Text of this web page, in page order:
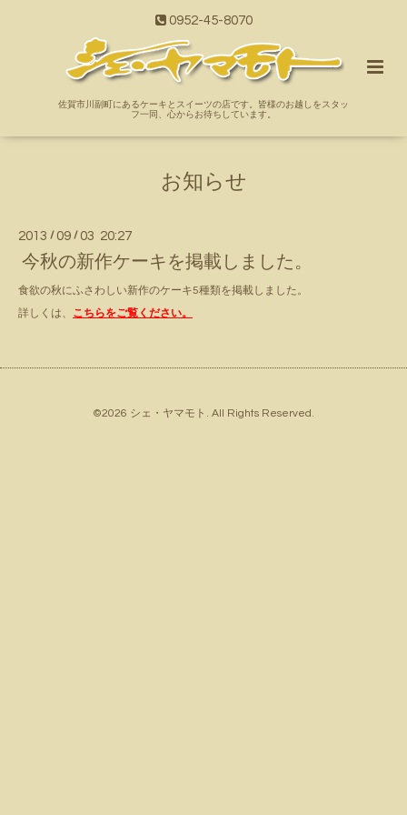
0952-45-8070
佐賀市川副町にあるケーキとスイーツの店です。皆様のお越しをスタッ
フ一同、心からお待ちしています。
お知らせ
2013 / 09 / 03 20:27
今秋の新作ケーキを掲載しました。
食欲の秋にふさわしい新作のケーキ5種類を掲載しました。
詳しくは、 こちらをご覧ください。
©2026 シェ・ヤマモト . All Rights Reserved.